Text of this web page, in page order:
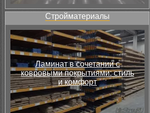
Стройматериалы
Ламинат в сочетании с
ковровыми покрытиями: стиль
и комфорт